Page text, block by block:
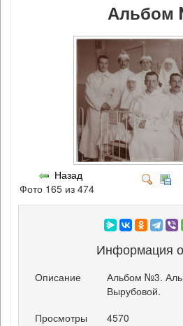
Альбом
Назад
Фото 165 из 474
Информация
Описание
Альбом №3.
Вырубовой.
Просмотры
4570